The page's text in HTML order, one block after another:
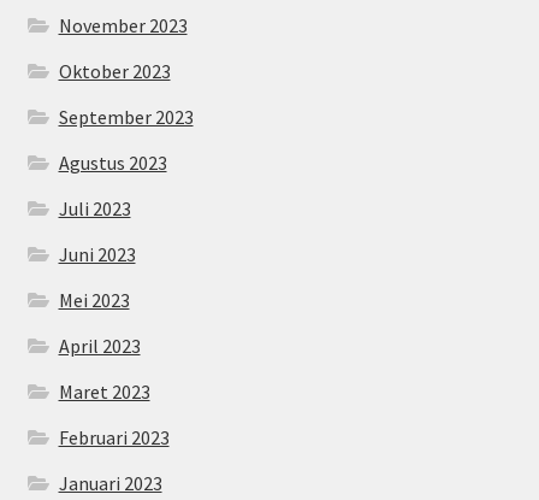
November 2023
Oktober 2023
September 2023
Agustus 2023
Juli 2023
Juni 2023
Mei 2023
April 2023
Maret 2023
Februari 2023
Januari 2023